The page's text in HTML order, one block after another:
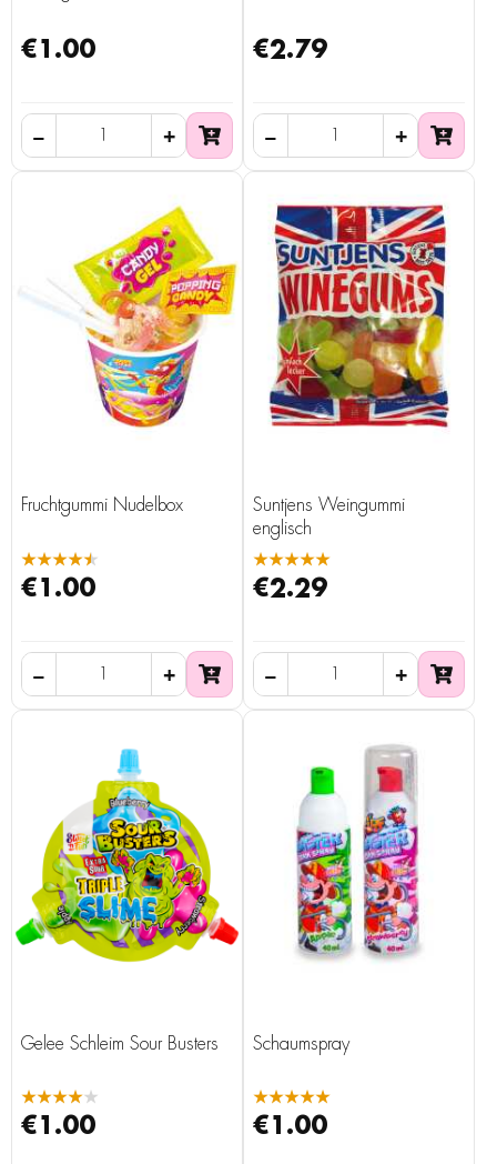
€1.00 €2.79
Fruchtgummi Nudelbox
★★★★★
€1.00
Suntjens Weingummi
englisch
★★★★★
€2.29
Gelee Schleim Sour Busters
★★★★★
€1.00
Schaumspray
★★★★★
€1.00